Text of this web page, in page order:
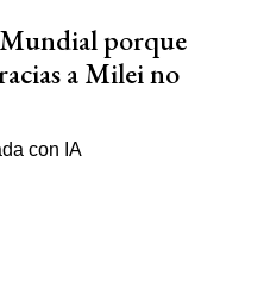
porque
a Milei no